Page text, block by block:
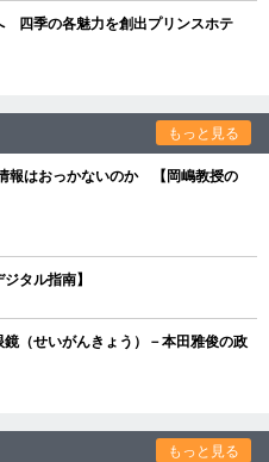
四季の各魅力を創出プリンスホテ
もっと見る
報はおっかないのか 【岡嶋教授の
タル指南】
（せいがんきょう）－本田雅俊の政
もっと見る